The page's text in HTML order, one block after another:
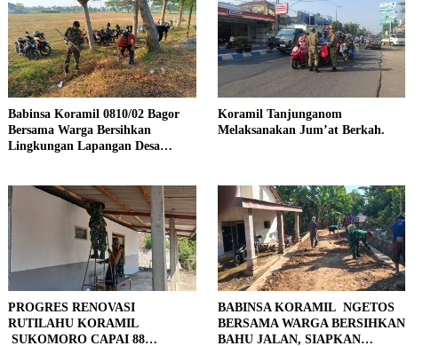
Babinsa Koramil 0810/02 Bagor
Bersama Warga Bersihkan
Lingkungan Lapangan Desa
Koramil Tanjunganom
Melaksanakan Jum’at Berkah.
PROGRES RENOVASI
RUTILAHU KORAMIL
SUKOMORO CAPAI 88
BABINSA KORAMIL NGETOS
BERSAMA WARGA BERSIHKAN
BAHU JALAN, SIAPKAN